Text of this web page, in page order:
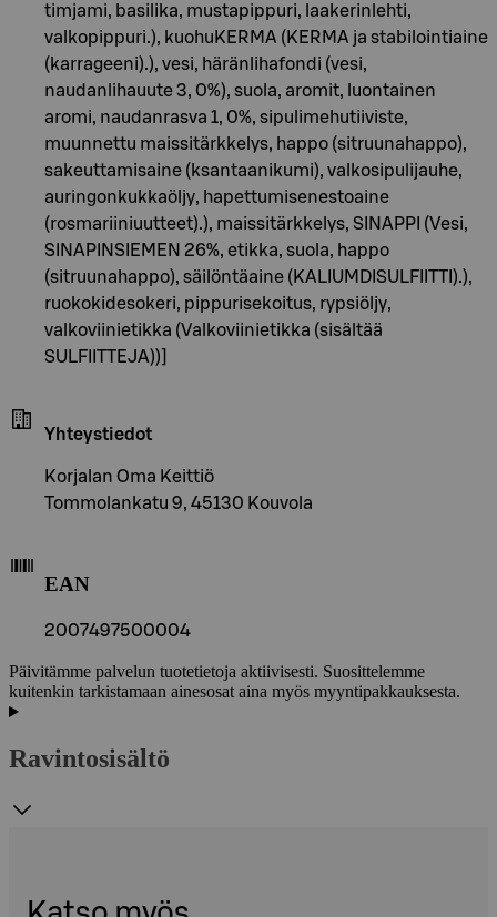
timjami, basilika, mustapippuri, laakerinlehti,
valkopippuri.), kuohuKERMA (KERMA ja stabilointiaine
(karrageeni).), vesi, häränlihafondi (vesi,
naudanlihauute 3, 0%), suola, aromit, luontainen
aromi, naudanrasva 1, 0%, sipulimehutiiviste,
muunnettu maissitärkkelys, happo (sitruunahappo),
sakeuttamisaine (ksantaanikumi), valkosipulijauhe,
auringonkukkaöljy, hapettumisenestoaine
(rosmariiniuutteet).), maissitärkkelys, SINAPPI (Vesi,
SINAPINSIEMEN 26%, etikka, suola, happo
(sitruunahappo), säilöntäaine (KALIUMDISULFIITTI).),
ruokokidesokeri, pippurisekoitus, rypsiöljy,
valkoviinietikka (Valkoviinietikka (sisältää
SULFIITTEJA))]
Yhteystiedot
Korjalan Oma Keittiö
Tommolankatu 9, 45130 Kouvola
EAN
2007497500004
Päivitämme palvelun tuotetietoja aktiivisesti. Suosittelemme
kuitenkin tarkistamaan ainesosat aina myös myyntipakkauksesta.
Ravintosisältö